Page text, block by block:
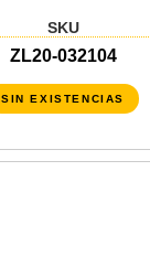
SKU
ZL20-032104
SIN EXISTENCIAS